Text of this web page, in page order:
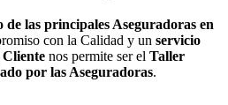
las principales Aseguradoras en
con la Calidad y un servicio
nos permite ser el Taller
por las Aseguradoras.